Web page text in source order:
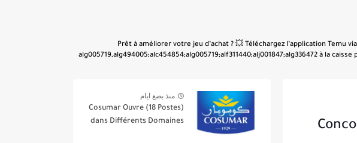
👋 Prêt à améliorer votre jeu d’achat ? 💥 Téléchargez l’application
alg005719,alg494005;alc454854;alg005719;alf311440;alj001847;alg336472 à la
منذ بضع ايام
Cosumar Ouvre (18 Postes)
dans Différents Domaines